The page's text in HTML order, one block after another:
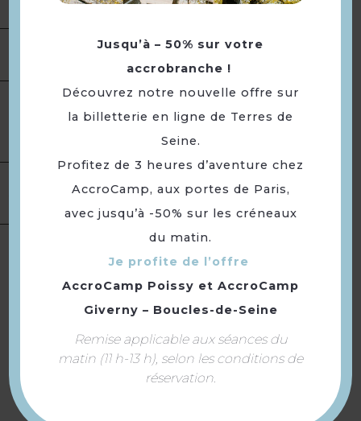
Equipement
Carrière
Services Pension équestre
Langue(s) parlée(s) :
à la sélection
Jusqu’à – 50% sur votre
accrobranche !
Découvrez notre nouvelle offre sur
la billetterie en ligne de Terres de
Seine.
Profitez de 3 heures d’aventure chez
AccroCamp, aux portes de Paris,
avec jusqu’à -50% sur les créneaux
du matin.
Je profite de l’offre
AccroCamp Poissy et AccroCamp
Giverny – Boucles-de-Seine
Remise applicable aux séances du
matin (11 h-13 h), selon les conditions de
réservation.